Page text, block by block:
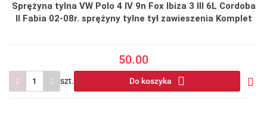
Sprężyna tylna VW Polo 4 IV 9n Fox Ibiza 3 III 6L Cordoba
II Fabia 02-08r. sprężyny tylne tył zawieszenia Komplet
50.00
szt. Do koszyka